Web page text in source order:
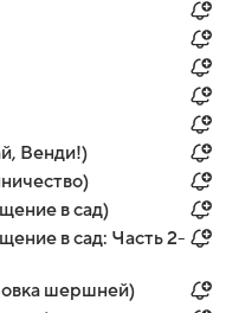
Венди!)
в сад)
в сад: Часть 2-
шершней)